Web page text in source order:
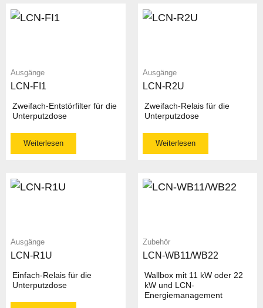
Ausgänge
LCN-FI1
Zweifach-Entstörfilter für die
Unterputzdose
Weiterlesen
Ausgänge
LCN-R2U
Zweifach-Relais für die
Unterputzdose
Weiterlesen
Ausgänge
LCN-R1U
Einfach-Relais für die
Unterputzdose
Zubehör
LCN-WB11/WB22
Wallbox mit 11 kW oder 22
kW und LCN-
Energiemanagement